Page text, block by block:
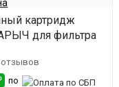
картридж
для фильтра
отзывов
по